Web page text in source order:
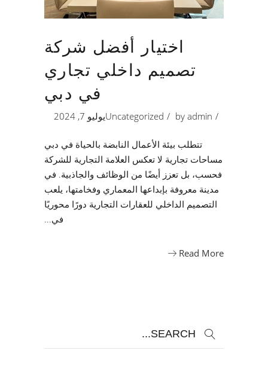
اختيار أفضل شركة
تصميم داخلي تجاري
في دبي
by admin
Uncategorizedيوليو 7, 2024
تتطلب بيئة الأعمال النابضة بالحياة في دبي
مساحات تجارية لا تعكس العلامة التجارية للشركة
فحسب، بل تعزز أيضًا من الوظائف والجاذبية. في
مدينة معروفة بإبداعها المعماري وفخامتها، يلعب
التصميم الداخلي للعقارات التجارية دورًا محوريًا
في
Read More
Search
for: